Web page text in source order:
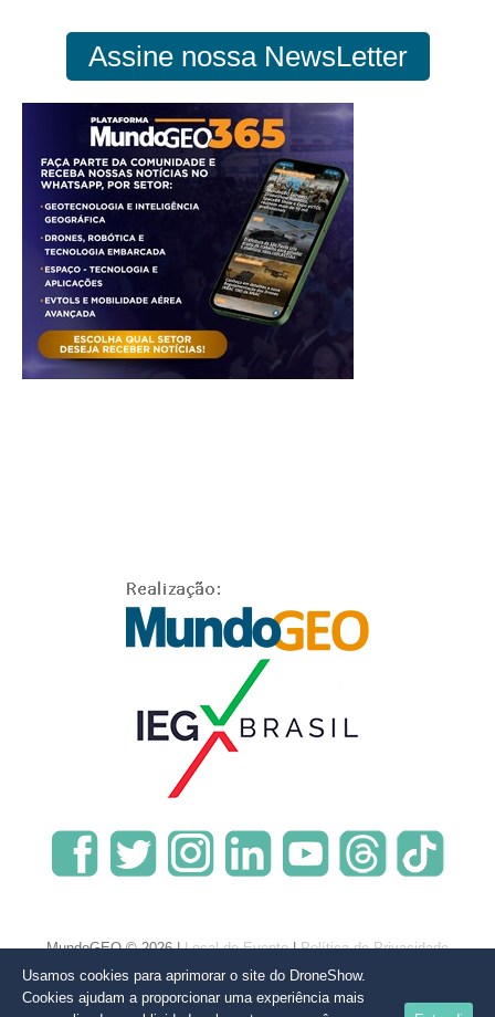
Assine nossa NewsLetter
MundoGEO © 2026 |Local do Evento|Política de Privacidade
Usamos cookies para aprimorar o site do DroneShow.
Cookies ajudam a proporcionar uma experiência mais